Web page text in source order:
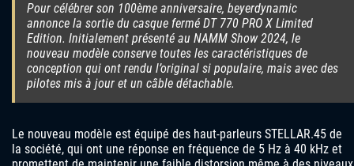
Pour célébrer son 100ème anniversaire, beyerdynamic
annonce la sortie du casque fermé DT 770 PRO X Limited
Edition. Initialement présenté au NAMM Show 2024, le
nouveau modèle conserve toutes les caractéristiques de
conception qui ont rendu l’original si populaire, mais avec des
pilotes mis à jour et un câble détachable.
Le nouveau modèle est équipé des haut-parleurs STELLAR.45 de
la société, qui ont une réponse en fréquence de 5 Hz à 40 kHz et